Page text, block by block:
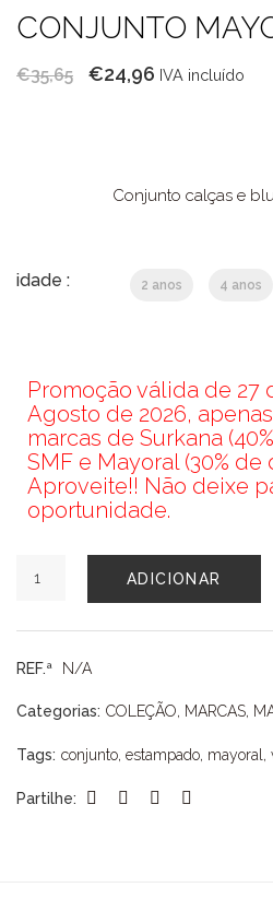
CONJUNTO
€35,65
O
€35,65.
€24,96 O
€24,96.
IVA incluído
Conjunto calças e
idade : 2 anos 4 anos
Promoção válida de 27
Agosto de 2026,
marcas de Surkana
SMF e Mayoral (30% de
Aproveite!! Não deixe
oportunidade.
de
MAYORAL
ADICIONAR
REF.ª N/A
Categorias: COLEÇÃO, MARCAS,
Tags: conjunto, estampado, mayoral ,
Partilhe: